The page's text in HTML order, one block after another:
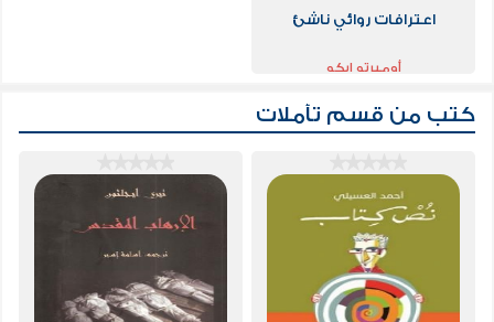
اعترافات روائي ناشئ
أومبرتو إيكو
كتب من قسم تأملات